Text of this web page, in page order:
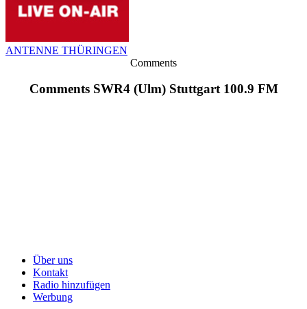
ANTENNE THÜRINGEN
Comments
Comments SWR4 (Ulm) Stuttgart 100.9 FM
Über uns
Kontakt
Radio hinzufügen
Werbung